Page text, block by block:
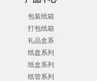
包装纸箱
打包纸箱
礼品盒系
纸盘系列
纸盒系列
纸管系列